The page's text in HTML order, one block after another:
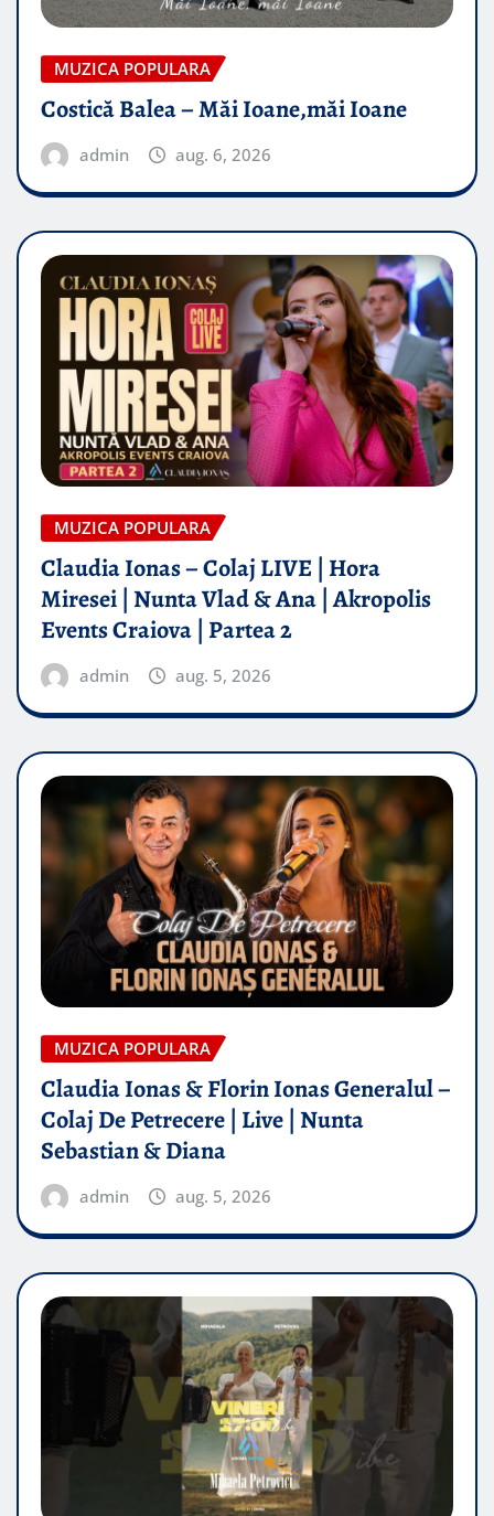
MUZICA POPULARA
Costică Balea – Măi Ioane,măi Ioane
admin aug. 6, 2026
MUZICA POPULARA
Claudia Ionas – Colaj LIVE | Hora
Miresei | Nunta Vlad & Ana | Akropolis
Events Craiova | Partea 2
admin aug. 5, 2026
MUZICA POPULARA
Claudia Ionas & Florin Ionas Generalul –
Colaj De Petrecere | Live | Nunta
Sebastian & Diana
admin aug. 5, 2026